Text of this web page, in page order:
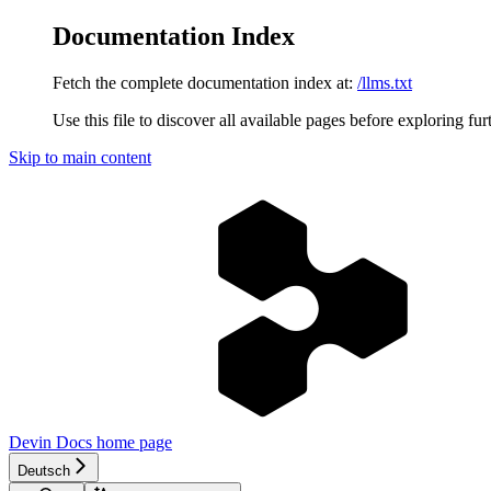
Documentation Index
Fetch the complete documentation index at: /llms.txt
Use this file to discover all available pages before exploring
Skip to main content
Devin Docs home page
Deutsch